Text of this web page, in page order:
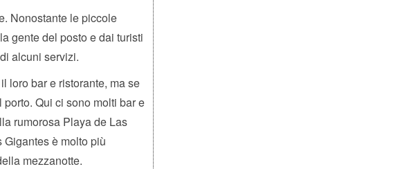
Nonostante le piccole
gente del posto e dai turisti
alcuni servizi.
loro bar e ristorante, ma se
Qui ci sono molti bar e
rumorosa Playa de Las
è molto più
mezzanotte.